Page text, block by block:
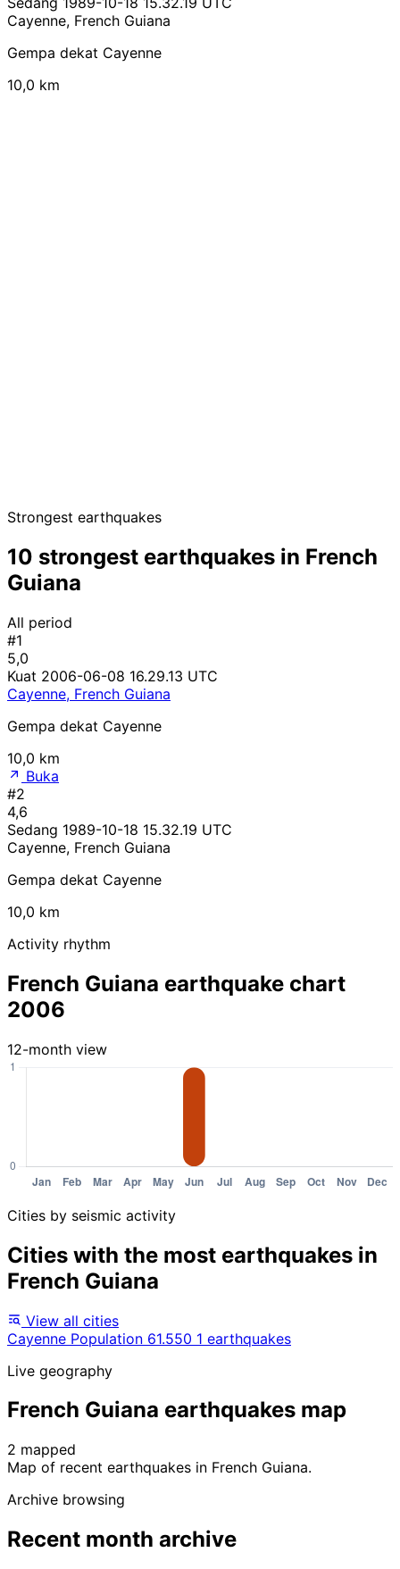
Cayenne, French Guiana
Gempa dekat Cayenne
10,0 km
Strongest earthquakes
10 strongest earthquakes in French
Guiana
All period
#1
5,0
Kuat 2006-06-08 16.29.13 UTC
Cayenne, French Guiana
Gempa dekat Cayenne
10,0 km
Buka
#2
4,6
Sedang 1989-10-18 15.32.19 UTC
Cayenne, French Guiana
Gempa dekat Cayenne
10,0 km
Activity rhythm
French Guiana earthquake chart
2006
12-month view
Cities by seismic activity
Cities with the most earthquakes in
French Guiana
View all cities
Cayenne Population 61.550 1 earthquakes
Live geography
French Guiana earthquakes map
2 mapped
+
−
Map of recent earthquakes in French Guiana.
Archive browsing
Recent month archive